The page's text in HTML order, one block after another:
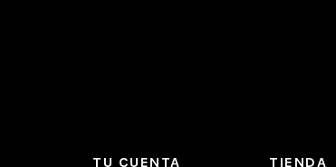
TU CUENTA TIENDA